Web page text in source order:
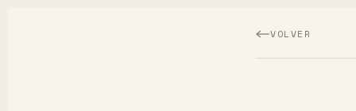
VOLVER